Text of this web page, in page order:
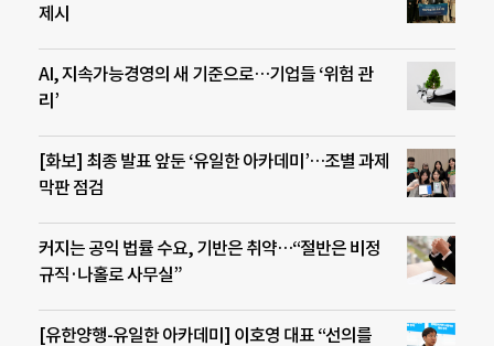
제시
AI, 지속가능경영의 새 기준으로…기업들 ‘위험 관
리’
[화보] 최종 발표 앞둔 ‘유일한 아카데미’…조별 과제
막판 점검
커지는 공익 법률 수요, 기반은 취약…“절반은 비정
규직·나홀로 사무실”
[유한양행-유일한 아카데미] 이호영 대표 “선의를